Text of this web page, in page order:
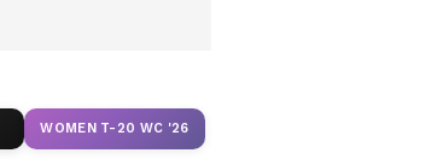
WOMEN T-20 WC '26